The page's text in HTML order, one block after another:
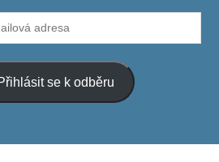
se k odběru